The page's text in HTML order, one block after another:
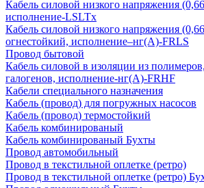
Кабель силовой низкого напряжения
исполнение-LSLTx
Кабель силовой низкого напряжения
огнестойкий, исполнение–нг(А)-FRLS
Провод бытовой
Кабель силовой в изоляции из
галогенов, исполнение-нг(А)-FRHF
Кабели специального назначения
Кабель (провод) для погружных насосов
Кабель (провод) термостойкий
Кабель комбинированый
Кабель комбинированый Бухты
Провод автомобильный
Провод в текстильной оплетке (ретро)
Провод в текстильной оплетке (ретро)